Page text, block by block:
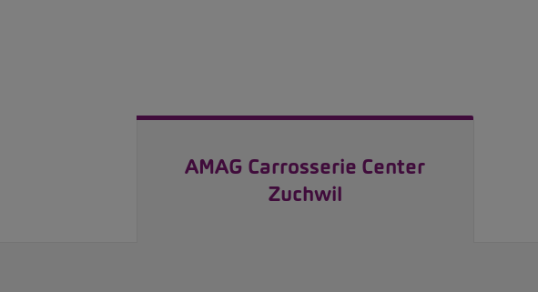
AMAG Carrosserie Center
Zuchwil